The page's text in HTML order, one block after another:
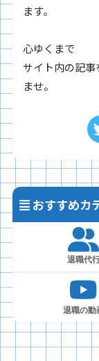
ます。
心ゆくまで
サイト内の記
ませ。
おすすめカ
退職代
退職の動